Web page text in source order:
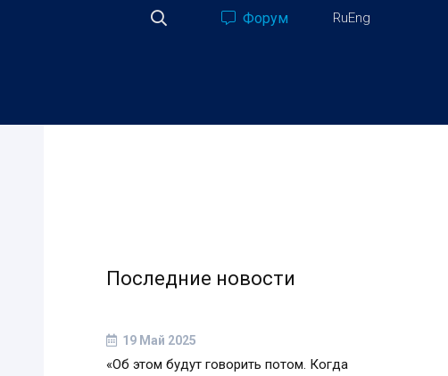
Форум RuEng
Последние новости
19 Май 2025
«Об этом будут говорить потом. Когда